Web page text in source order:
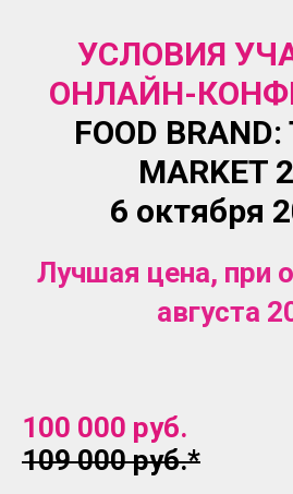
УСЛОВИЯ
ОНЛАЙН-
FOOD
MARKET
6 октября
Лучшая цена, при
августа
100 000 руб.
109 000 руб.*